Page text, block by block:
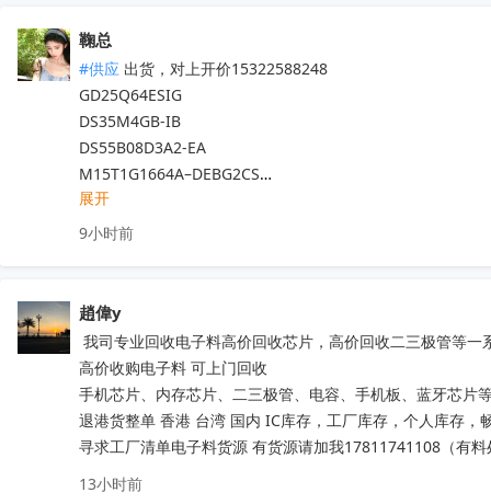
TLV7103318QDSERQ1
F280049CPZS
C3M0075120K
C3M0075120J-TR
C3M0160120J
IMW120R060M1H
IMZ120R140M1H
IRF100P219
鞠总
#供应 出货，对上开价15322588248
GD25Q64ESIG
DS35M4GB-IB
DS55B08D3A2-EA
M15T1G1664A–DEBG2CS
NT5CC128M16JR-EK
DS35Q12C-IB
RS1G32LO4D2BDS-53BT
RS1G32LX4D4BNR-53BT
M16U4G16256A-KJBG2Z
SGM8200C-S32BBG
RS1G16LE4D2BDS-46BT
M56Z8G32256A-SMBYIG
F59D4G81XB-45BIG2X
BWCC2X32N2A-32G-X
展开
9小时前
趙偉y
高价收购电子料 可上门回收
手机芯片、内存芯片、二三极管、电容、手机板、蓝牙芯片
退港货整单 香港 台湾 国内 IC库存，工厂库存，个人库存，
寻求工厂清单电子料货源 有货源请加我17811741108（有
13小时前